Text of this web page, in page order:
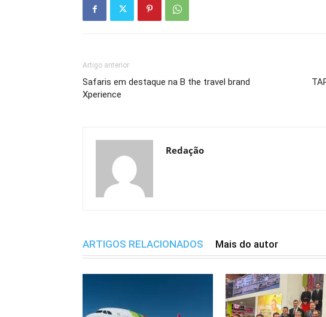
Artigo anterior
Safaris em destaque na B the travel brand
Xperience
Redação
ARTIGOS RELACIONADOS Mais do autor